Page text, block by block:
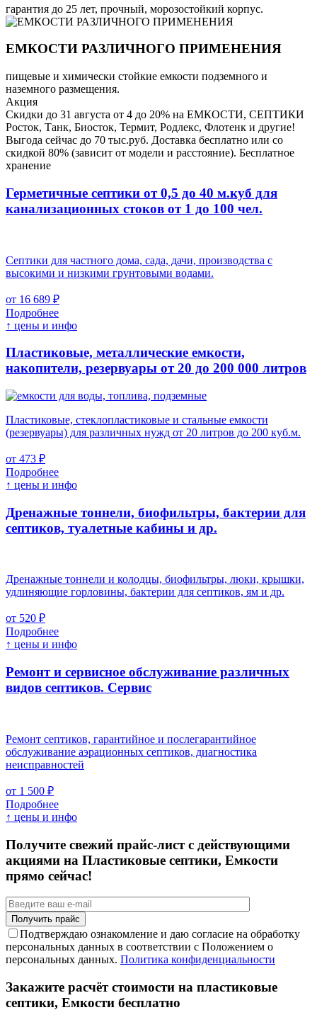
гарантия до 25 лет, прочный, морозостойкий корпус.
ЕМКОСТИ РАЗЛИЧНОГО ПРИМЕНЕНИЯ
пищевые и химически стойкие емкости подземного и
наземного размещения.
Акция
Скидки до 31 августа от 4 до 20% на ЕМКОСТИ, СЕПТИКИ
Росток, Танк, Биосток, Термит, Родлекс, Флотенк и другие!
Выгода сейчас до 70 тыс.руб. Доставка бесплатно или со
скидкой 80% (зависит от модели и расстояние). Бесплатное
хранение
Герметичные септики от 0,5 до 40 м.куб для
канализационных стоков от 1 до 100 чел.
Септики для частного дома, сада, дачи, производства с
высокими и низкими грунтовыми водами.
от 16 689 ₽
Подробнее
↑ цены и инфо
Пластиковые, металлические емкости,
накопители, резервуары от 20 до 200 000 литров
Пластиковые, стеклопластиковые и стальные емкости
(резервуары) для различных нужд от 20 литров до 200 куб.м.
от 473 ₽
Подробнее
↑ цены и инфо
Дренажные тоннели, биофильтры, бактерии для
септиков, туалетные кабины и др.
Дренажные тоннели и колодцы, биофильтры, люки, крышки,
удлиняющие горловины, бактерии для септиков, ям и др.
от 520 ₽
Подробнее
↑ цены и инфо
Ремонт и сервисное обслуживание различных
видов септиков. Сервис
Ремонт септиков, гарантийное и послегарантийное
обслуживание аэрационных септиков, диагностика
неисправностей
от 1 500 ₽
Подробнее
↑ цены и инфо
Получите свежий прайс-лист с действующими
акциями на Пластиковые септики, Емкости
прямо сейчас!
Подтверждаю ознакомление и даю согласие на обработку
персональных данных в соответствии с Положением о
персональных данных. Политика конфиденциальности
Закажите расчёт стоимости на пластиковые
септики, Емкости бесплатно